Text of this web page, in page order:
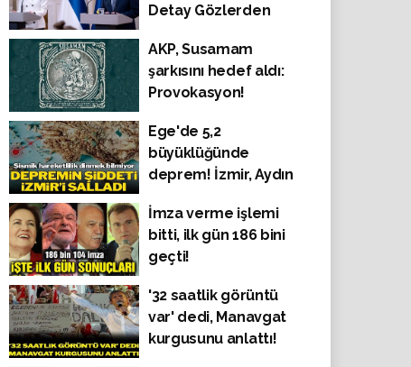
Detay Gözlerden
AKP, Susamam
şarkısını hedef aldı:
Provokasyon!
Ege'de 5,2
büyüklüğünde
deprem! İzmir, Aydın
hissedildi
İmza verme işlemi
bitti, ilk gün 186 bini
geçti!
'32 saatlik görüntü
var' dedi, Manavgat
kurgusunu anlattı!